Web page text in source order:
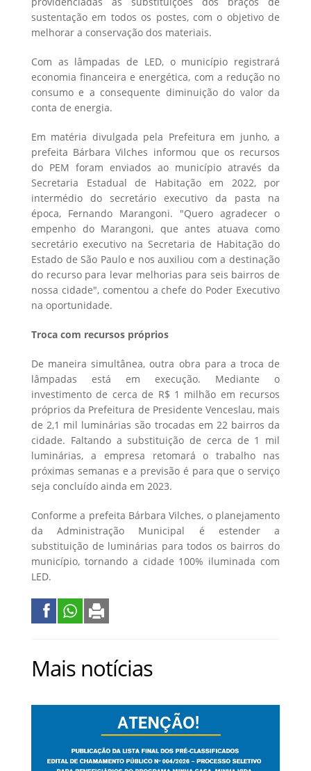
sustentação em todos os postes, com o objetivo de
melhorar a conservação dos materiais.
Com as lâmpadas de LED, o município registrará
economia financeira e energética, com a redução no
consumo e a consequente diminuição do valor da
conta de energia.
Em matéria divulgada pela Prefeitura em junho, a
prefeita Bárbara Vilches informou que os recursos
do PEM foram enviados ao município através da
Secretaria Estadual de Habitação em 2022, por
intermédio do secretário executivo da pasta na
época, Fernando Marangoni. "Quero agradecer o
empenho do Marangoni, que antes atuava como
secretário executivo na Secretaria de Habitação do
Estado de São Paulo e nos auxiliou com a destinação
do recurso para levar melhorias para seis bairros de
nossa cidade", comentou a chefe do Poder Executivo
na oportunidade.
Troca com recursos próprios
De maneira simultânea, outra obra para a troca de
lâmpadas está em execução. Mediante o
investimento de cerca de R$ 1 milhão em recursos
próprios da Prefeitura de Presidente Venceslau, mais
de 2,1 mil luminárias são trocadas em 22 bairros da
cidade. Faltando a substituição de cerca de 1 mil
luminárias, a empresa retomará o trabalho nas
próximas semanas e a previsão é para que o serviço
seja concluído ainda em 2023.
Conforme a prefeita Bárbara Vilches, o planejamento
da Administração Municipal é estender a
substituição de luminárias para todos os bairros do
município, tornando a cidade 100% iluminada com
LED.
Mais notícias